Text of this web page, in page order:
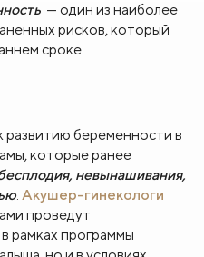
— один из наиболее
рисков, который
сроке
беременности в
которые ранее
невынашивания,
. Акушер-гинекологи
проведут
рамках программы